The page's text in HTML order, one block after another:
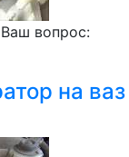
вопрос:
на ваз